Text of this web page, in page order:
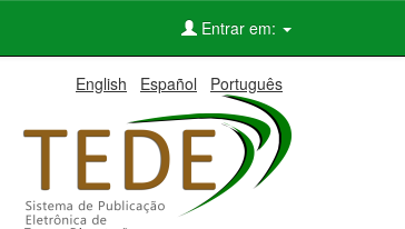
Entrar em:
English Español Português